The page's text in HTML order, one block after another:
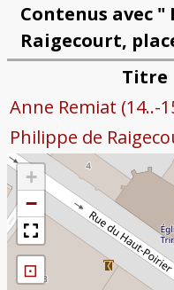
Contenus avec "
Raigecourt,
Titre
Anne Remiat (14..-
Philippe de
+
−
⊡